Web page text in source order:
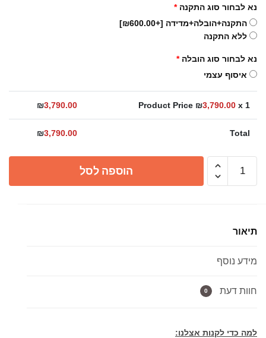
נא לבחור סוג התקנה *
התקנה+הובלה+מדידה [+₪600.00]
ללא התקנה
נא לבחור סוג הובלה *
איסוף עצמי
Product Price ₪3,790.00 x 1
₪3,790.00
Total
₪3,790.00
מ"מ
MOVE
הוספה לסל
תיאור
מידע נוסף
חוות דעת 0
למה כדי לקנות אצלנו: